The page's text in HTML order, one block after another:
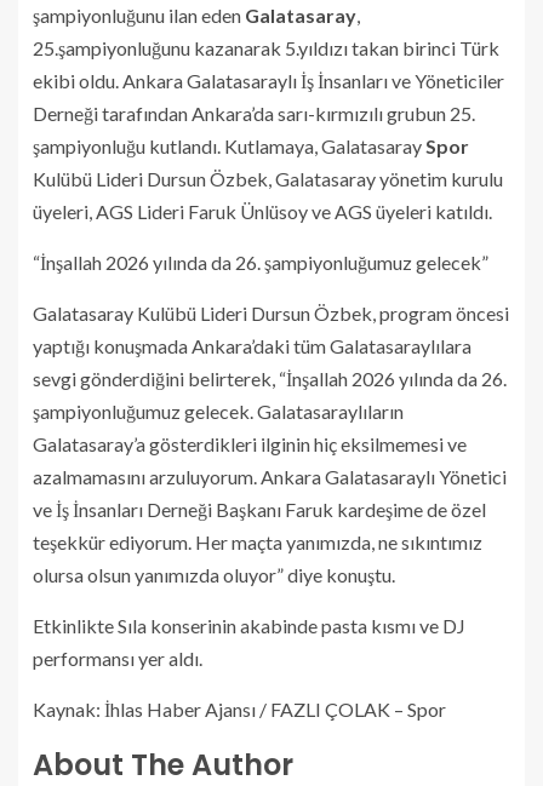
şampiyonluğunu ilan eden Galatasaray,
25.şampiyonluğunu kazanarak 5.yıldızı takan birinci Türk
ekibi oldu. Ankara Galatasaraylı İş İnsanları ve Yöneticiler
Derneği tarafından Ankara’da sarı-kırmızılı grubun 25.
şampiyonluğu kutlandı. Kutlamaya, GalatasaraySpor
Kulübü Lideri Dursun Özbek, Galatasaray yönetim kurulu
üyeleri, AGS Lideri Faruk Ünlüsoy ve AGS üyeleri katıldı.
“İnşallah 2026 yılında da 26. şampiyonluğumuz gelecek”
Galatasaray Kulübü Lideri Dursun Özbek, program öncesi
yaptığı konuşmada Ankara’daki tüm Galatasaraylılara
sevgi gönderdiğini belirterek, “İnşallah 2026 yılında da 26.
şampiyonluğumuz gelecek. Galatasaraylıların
Galatasaray’a gösterdikleri ilginin hiç eksilmemesi ve
azalmamasını arzuluyorum. Ankara Galatasaraylı Yönetici
ve İş İnsanları Derneği Başkanı Faruk kardeşime de özel
teşekkür ediyorum. Her maçta yanımızda, ne sıkıntımız
olursa olsun yanımızda oluyor” diye konuştu.
Etkinlikte Sıla konserinin akabinde pasta kısmı ve DJ
performansı yer aldı.
Kaynak: İhlas Haber Ajansı / FAZLI ÇOLAK – Spor
About The Author